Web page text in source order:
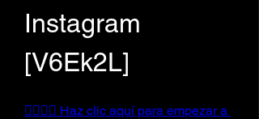
Instagram
[V6Ek2L]
👉🏻👉🏻 Haz clic aquí para empezar a